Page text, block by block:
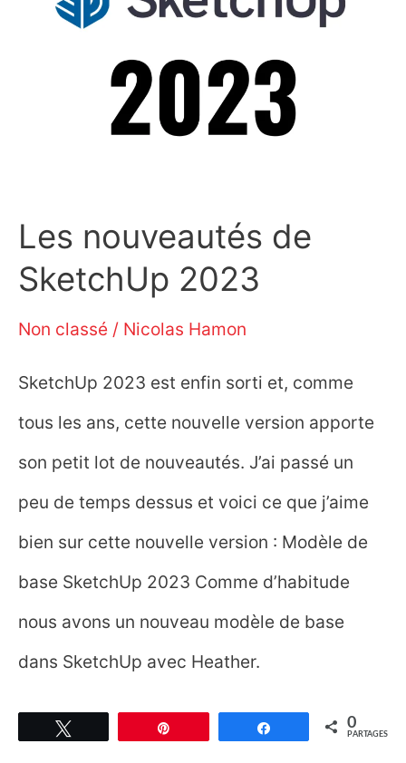
Les nouveautés de
SketchUp 2023
Non classé / Nicolas Hamon
SketchUp 2023 est enfin sorti et, comme
tous les ans, cette nouvelle version apporte
son petit lot de nouveautés. J’ai passé un
peu de temps dessus et voici ce que j’aime
bien sur cette nouvelle version : Modèle de
base SketchUp 2023 Comme d’habitude
nous avons un nouveau modèle de base
dans SketchUp avec Heather.
Partagez 0
PARTAGES